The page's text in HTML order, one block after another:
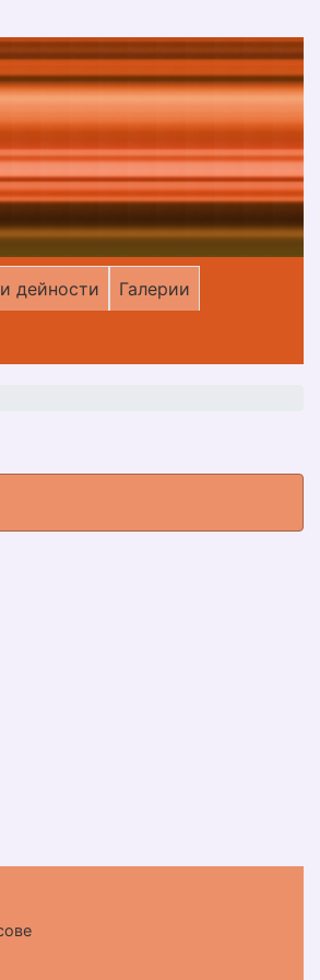
дейности Галерии